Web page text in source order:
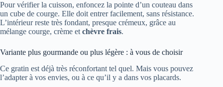
Pour vérifier la cuisson, enfoncez la pointe d’un couteau dans
un cube de courge. Elle doit entrer facilement, sans résistance.
L’intérieur reste très fondant, presque crémeux, grâce au
mélange courge, crème et chèvre frais.
Variante plus gourmande ou plus légère : à vous de choisir
Ce gratin est déjà très réconfortant tel quel. Mais vous pouvez
l’adapter à vos envies, ou à ce qu’il y a dans vos placards.